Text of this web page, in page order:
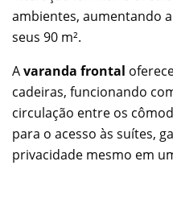
ambientes, aumentando
seus 90 m².
Avaranda frontal
cadeiras, funcionando
circulação entre os
para o acesso às suítes,
privacidade mesmo em